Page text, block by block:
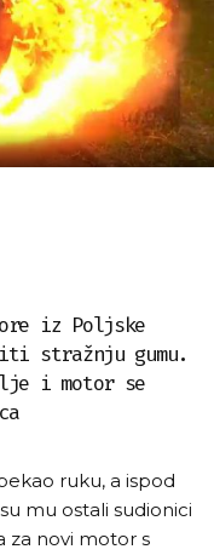
iz Poljske
stražnju gumu.
i motor se
ruku, a ispod
mu ostali sudionici
za novi motor s